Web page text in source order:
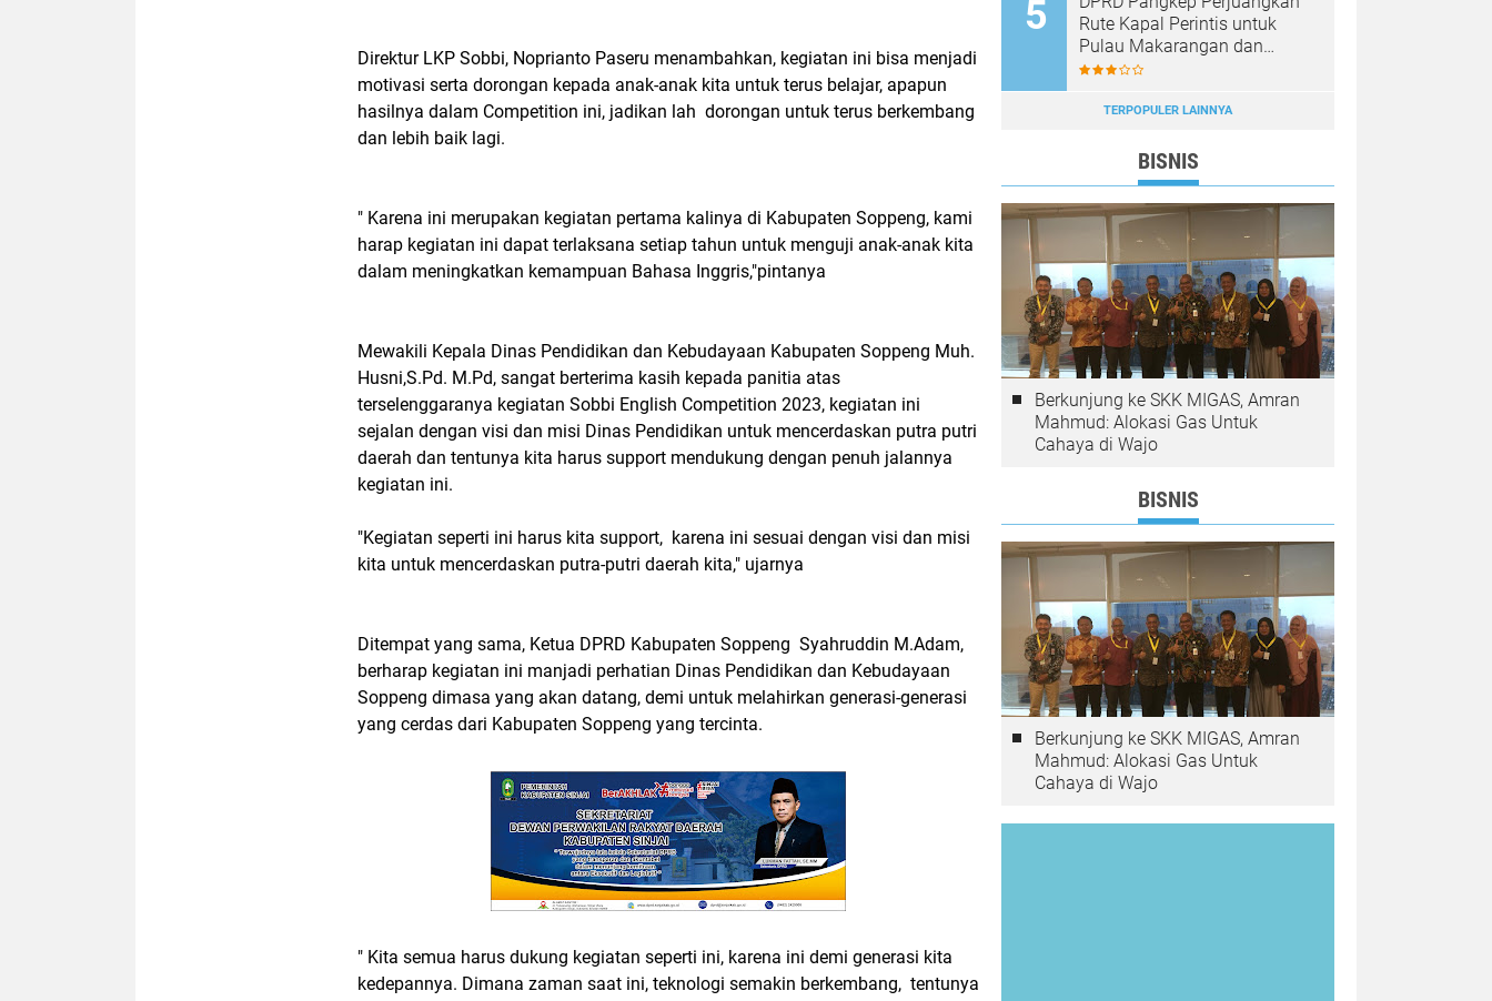
Direktur LKP Sobbi, Noprianto Paseru menambahkan, kegiatan ini bisa menjadi
motivasi serta dorongan kepada anak-anak kita untuk terus belajar, apapun
hasilnya dalam Competition ini, jadikan lah dorongan untuk terus berkembang
dan lebih baik lagi.
" Karena ini merupakan kegiatan pertama kalinya di Kabupaten Soppeng, kami
harap kegiatan ini dapat terlaksana setiap tahun untuk menguji anak-anak kita
dalam meningkatkan kemampuan Bahasa Inggris,"pintanya
Mewakili Kepala Dinas Pendidikan dan Kebudayaan Kabupaten Soppeng Muh.
Husni,S.Pd. M.Pd, sangat berterima kasih kepada panitia atas
terselenggaranya kegiatan Sobbi English Competition 2023, kegiatan ini
sejalan dengan visi dan misi Dinas Pendidikan untuk mencerdaskan putra putri
daerah dan tentunya kita harus support mendukung dengan penuh jalannya
kegiatan ini.
"Kegiatan seperti ini harus kita support, karena ini sesuai dengan visi dan misi
kita untuk mencerdaskan putra-putri daerah kita," ujarnya
Ditempat yang sama, Ketua DPRD Kabupaten Soppeng Syahruddin M.Adam,
berharap kegiatan ini manjadi perhatian Dinas Pendidikan dan Kebudayaan
Soppeng dimasa yang akan datang, demi untuk melahirkan generasi-generasi
yang cerdas dari Kabupaten Soppeng yang tercinta.
" Kita semua harus dukung kegiatan seperti ini, karena ini demi generasi kita
kedepannya. Dimana zaman saat ini, teknologi semakin berkembang, tentunya
Rute Kapal Perintis untuk
Pulau Makarangan dan
Langkoteang
TERPOPULER LAINNYA
BISNIS
Berkunjung ke SKK MIGAS, Amran
Mahmud: Alokasi Gas Untuk
Cahaya di Wajo
BISNIS
Berkunjung ke SKK MIGAS, Amran
Mahmud: Alokasi Gas Untuk
Cahaya di Wajo